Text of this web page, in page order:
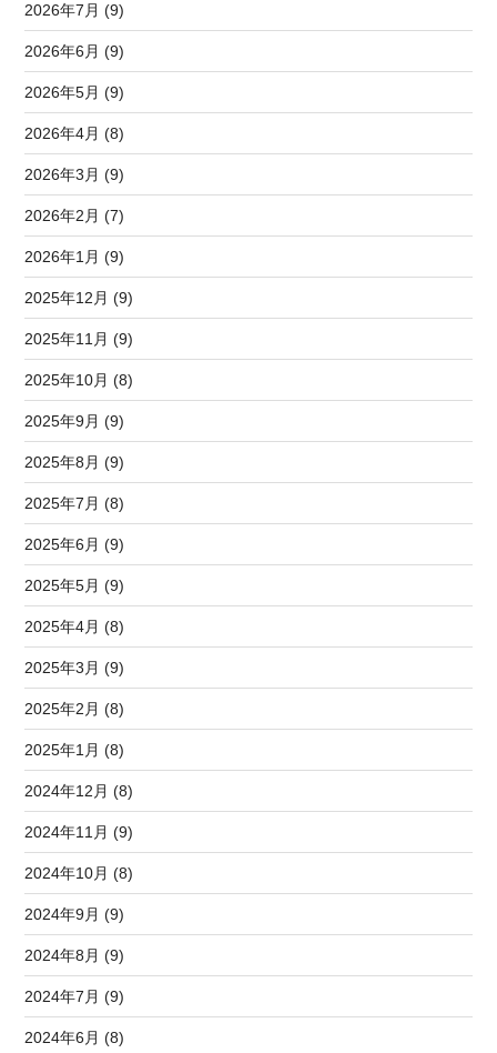
2026年7月 (9)
2026年6月 (9)
2026年5月 (9)
2026年4月 (8)
2026年3月 (9)
2026年2月 (7)
2026年1月 (9)
2025年12月 (9)
2025年11月 (9)
2025年10月 (8)
2025年9月 (9)
2025年8月 (9)
2025年7月 (8)
2025年6月 (9)
2025年5月 (9)
2025年4月 (8)
2025年3月 (9)
2025年2月 (8)
2025年1月 (8)
2024年12月 (8)
2024年11月 (9)
2024年10月 (8)
2024年9月 (9)
2024年8月 (9)
2024年7月 (9)
2024年6月 (8)